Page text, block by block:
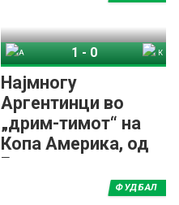
Најмногу
Аргентинци во
„дрим-тимот“ на
Копа Америка, од
Бразил има само
1 - 0
ФУДБАЛ